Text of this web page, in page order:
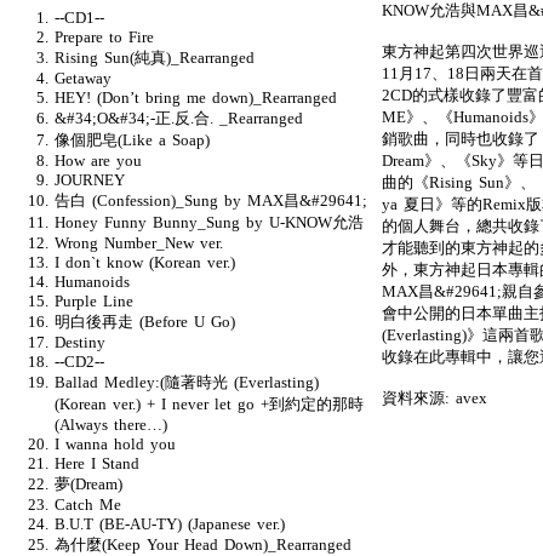
KNOW允浩與MAX昌
東方神起第四次世界
11月17、18日兩天在
2CD的式樣收錄了豐
ME》、《Humanoids
銷歌曲，同時也收錄了
Dream》、《Sky》等
曲的《Rising Sun》、
ya 夏日》等的Remix
的個人舞台，總共收
才能聽到的東方神起
外，東方神起日本專
MAX昌&#29641;親自
會中公開的日本單曲
(Everlasting)》這兩首
收錄在此專輯中，讓
資料來源: avex
--CD1--
Prepare to Fire
Rising Sun(純真)_Rearranged
Getaway
HEY! (Don’t bring me down)_Rearranged
&#34;O&#34;-正.反.合. _Rearranged
像個肥皂(Like a Soap)
How are you
JOURNEY
告白 (Confession)_Sung by MAX昌&#29641;
Honey Funny Bunny_Sung by U-KNOW允浩
Wrong Number_New ver.
I don`t know (Korean ver.)
Humanoids
Purple Line
明白後再走 (Before U Go)
Destiny
--CD2--
Ballad Medley:(隨著時光 (Everlasting)
(Korean ver.) + I never let go +到約定的那時
(Always there…)
I wanna hold you
Here I Stand
夢(Dream)
Catch Me
B.U.T (BE-AU-TY) (Japanese ver.)
為什麼(Keep Your Head Down)_Rearranged